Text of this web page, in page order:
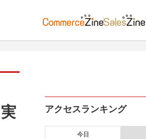
アクセスランキング
今日